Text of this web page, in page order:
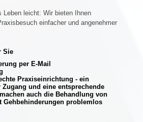
Leben leicht: Wir bieten Ihnen
einfacher und angenehmer
Sie
per E-Mail
Praxiseinrichtung - ein
Zugang und eine entsprechende
auch die Behandlung von
Gehbehinderungen problemlos